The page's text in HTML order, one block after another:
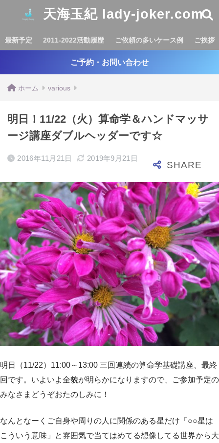
天海玉紀 lady-joker.com
最新予定 2011-2022活動履歴 ご依頼の多いケース例 ご挨拶
ご予約・お問い合わせ
ホーム various
明日！11/22（火）算命学＆ハンドマッサ
ージ講座ダブルヘッダーです☆
2016年11月21日 2019年9月21日
明日（11/22）11:00～13:00 三回連続の算命学基礎講座、最終
回です。いよいよ全貌が明らかになりますので、ご参加予定の
みなさまどうぞおたのしみに！
なんとなーくご自身や周りの人に関係のある星だけ「○○星は
こういう意味」と雰囲気で当てはめてる想像してる世界から大